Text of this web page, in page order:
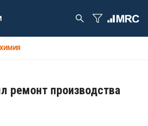
ремонт производства